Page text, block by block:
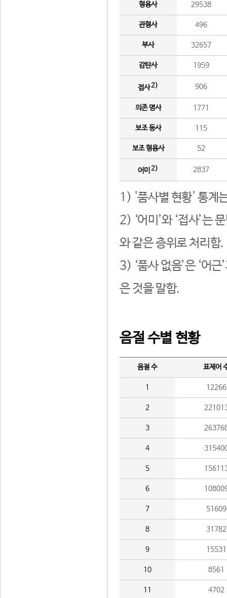
형용사 29538
관형사 496
부사 32657
감탄사 1959
접사2) 906
의존 명사 1771
보조 동사 115
보조 형용사 52
어미 2) 2837
1) '품사별 현황' 통계
2) ‘어미’와 ‘접사’는
와 같은 층위로 처리함.
3) ‘품사 없음’은 ‘어
은 것을 말함.
음절 수별 현황
음절 수 표제어
1 12266
2
3
4
5
6
7 51609
8 31782
9 15531
10 8561
11 4702